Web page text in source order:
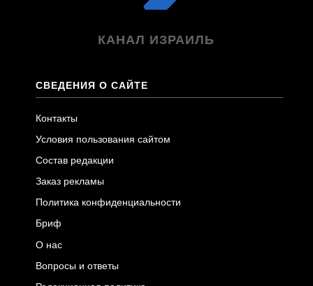
КАНАЛ ИЗРАИЛЬ
СВЕДЕНИЯ О САЙТЕ
Контакты
Условия пользования сайтом
Состав редакции
Заказ рекламы
Политика конфиденциальности
Бриф
О нас
Вопросы и ответы